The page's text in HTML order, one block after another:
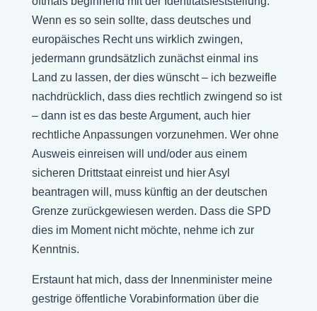
Wenn es so sein sollte, dass deutsches und
europäisches Recht uns wirklich zwingen,
jedermann grundsätzlich zunächst einmal ins
Land zu lassen, der dies wünscht – ich bezweifle
nachdrücklich, dass dies rechtlich zwingend so ist
– dann ist es das beste Argument, auch hier
rechtliche Anpassungen vorzunehmen. Wer ohne
Ausweis einreisen will und/oder aus einem
sicheren Drittstaat einreist und hier Asyl
beantragen will, muss künftig an der deutschen
Grenze zurückgewiesen werden. Dass die SPD
dies im Moment nicht möchte, nehme ich zur
Kenntnis.
Erstaunt hat mich, dass der Innenminister meine
gestrige öffentliche Vorabinformation über die